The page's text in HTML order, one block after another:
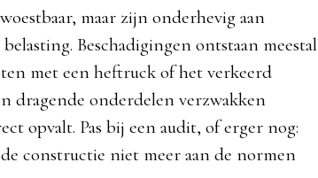
maar zijn onderhevig aan
Beschadigingen ontstaan meestal
met een heftruck of het verkeerd
dragende onderdelen verzwakken
opvalt. Pas bij een audit, of erger nog:
constructie niet meer aan de normen